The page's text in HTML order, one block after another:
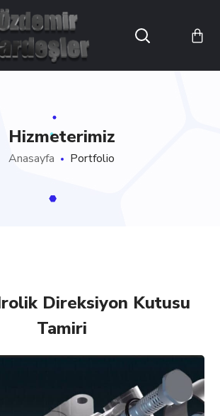
Hizmeterimiz
Anasayfa Portfolio
Direksiyon Kutusu
Tamiri